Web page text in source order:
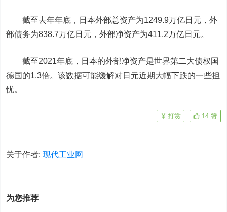
截至去年年底，日本外部总资产为1249.9万亿日元，外
部债务为838.7万亿日元，外部净资产为411.2万亿日元。
截至2021年底，日本的外部净资产是世界第二大债权国
德国的1.3倍。该数据可能缓解对日元近期大幅下跌的一些担
忧。
14 赞
打赏
关于作者:现代工业网
为您推荐